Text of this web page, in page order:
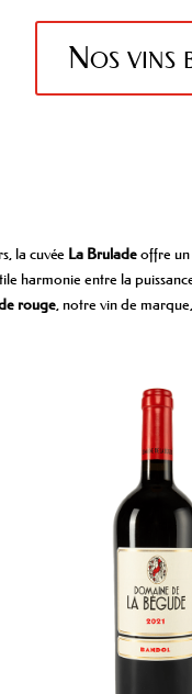
Nos vins
la cuvée La Bruladeoffre
harmonie entre la
rouge, notre vin de